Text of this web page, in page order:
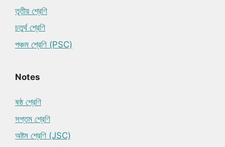
তৃতীয় শ্রেণি
চতুর্থ শ্রেণি
পঞ্চম শ্রেণি (PSC)
Notes
ষষ্ঠ শ্রেণি
সপ্তম শ্রেণি
অষ্টম শ্রেণি (JSC)